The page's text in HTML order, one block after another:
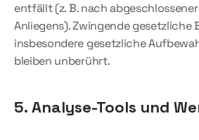
entfällt (z. B. nach
Anliegens). Zwingende gesetzliche
insbesondere gesetzliche
bleiben unberührt.
5. Analyse-Tools und